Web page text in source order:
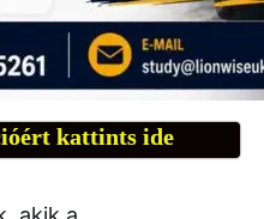
kattints ide